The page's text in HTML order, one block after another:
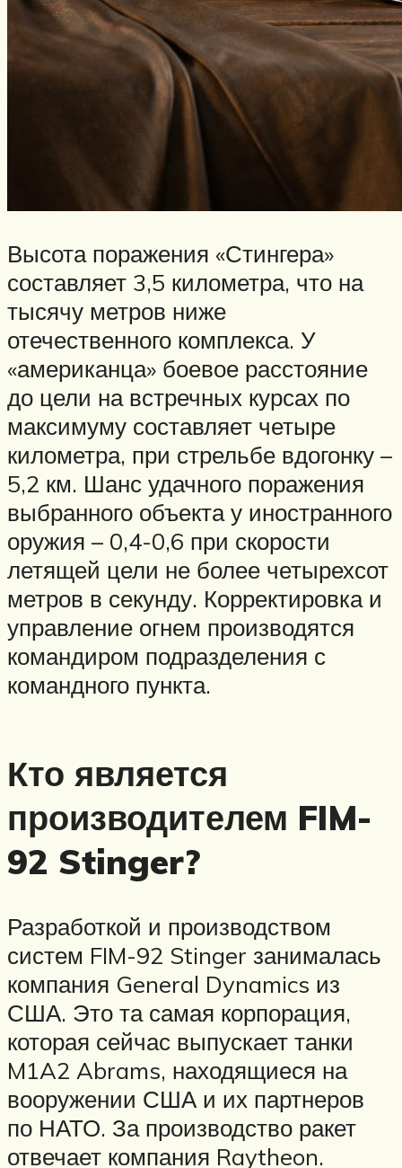
Высота поражения «Стингера»
составляет 3,5 километра, что на
тысячу метров ниже
отечественного комплекса. У
«американца» боевое расстояние
до цели на встречных курсах по
максимуму составляет четыре
километра, при стрельбе вдогонку –
5,2 км. Шанс удачного поражения
выбранного объекта у иностранного
оружия – 0,4-0,6 при скорости
летящей цели не более четырехсот
метров в секунду. Корректировка и
управление огнем производятся
командиром подразделения с
командного пункта.
Кто является
производителем FIM-
92 Stinger?
Разработкой и производством
систем FIM-92 Stinger занималась
компания General Dynamics из
США. Это та самая корпорация,
которая сейчас выпускает танки
M1A2 Abrams, находящиеся на
вооружении США и их партнеров
по НАТО. За производство ракет
отвечает компания Raytheon.